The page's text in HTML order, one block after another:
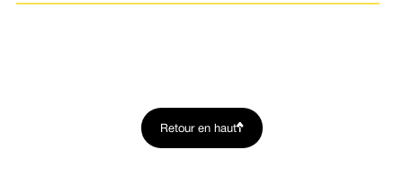
Retour en haut